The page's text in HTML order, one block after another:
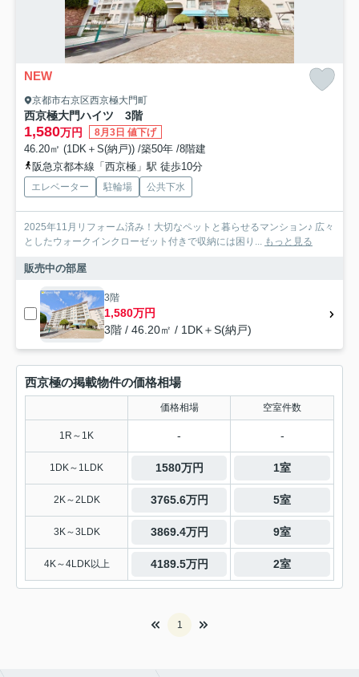
NEW
京都市右京区西京極大門町
西京極大門ハイツ 3階
1,580万円 8月3日 値下げ
46.20㎡ (1DK＋S(納戸)) /築50年 /8階建
阪急京都本線「西京極」駅 徒歩10分
エレベーター 駐輪場 公共下水
2025年11月リフォーム済み！大切なペットと暮らせるマンション♪ 広々
としたウォークインクローゼット付きで収納には困り...
もっと見る
販売中の部屋
3階
1,580万円
3階 / 46.20㎡ / 1DK＋S(納戸)
西京極の掲載物件の価格相場
価格相場 空室件数
1R～1K - -
1DK～1LDK 1580万円 1室
2K～2LDK 3765.6万円 5室
3K～3LDK 3869.4万円 9室
4K～4LDK以上 4189.5万円 2室
1